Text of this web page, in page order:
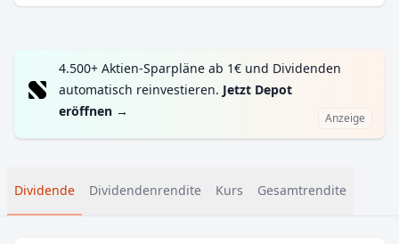
4.500+ Aktien-Sparpläne ab 1€ und Dividenden
automatisch reinvestieren. Jetzt Depot
eröffnen → Anzeige
Dividende Dividendenrendite Kurs Gesamtrendite